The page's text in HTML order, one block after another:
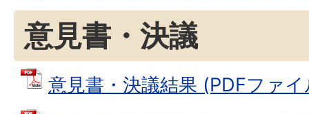
意見書・決議
意見書・決議結果 (PDFファ